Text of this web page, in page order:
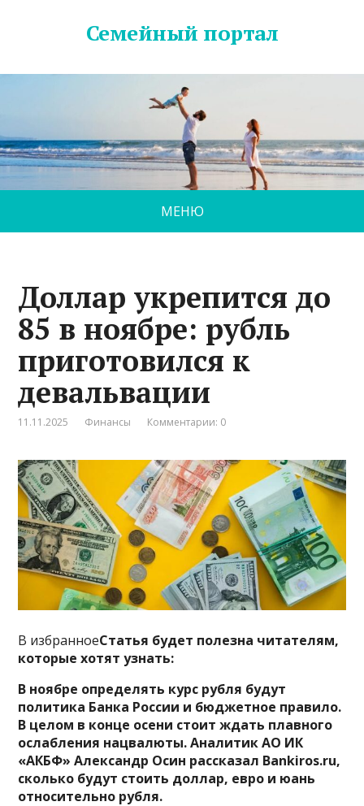
Семейный портал
МЕНЮ
Доллар укрепится до
85 в ноябре: рубль
приготовился к
девальвации
11.11.2025 Финансы Комментарии: 0
В избранноеСтатья будет полезна читателям,
которые хотят узнать:
В ноябре определять курс рубля будут
политика Банка России и бюджетное правило.
В целом в конце осени стоит ждать плавного
ослабления нацвалюты. Аналитик АО ИК
«АКБФ» Александр Осин рассказал Bankiros.ru,
сколько будут стоить доллар, евро и юань
относительно рубля.